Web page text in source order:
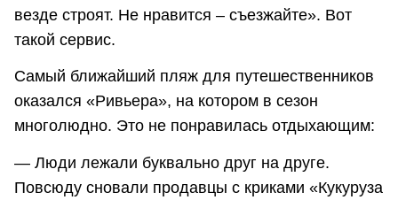
везде строят. Не нравится – съезжайте». Вот
такой сервис.
Самый ближайший пляж для путешественников
оказался «Ривьера», на котором в сезон
многолюдно. Это не понравилась отдыхающим:
— Люди лежали буквально друг на друге.
Повсюду сновали продавцы с криками «Кукуруза